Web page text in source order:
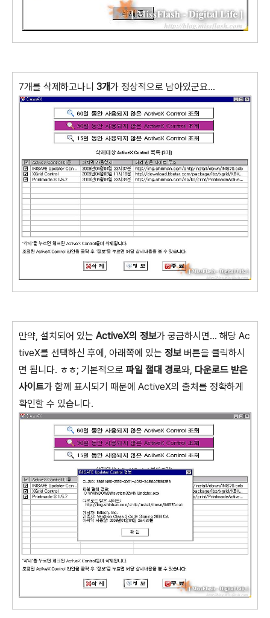
7개를 삭제하고나니 3개가 정상적으로 남아있군요...
만약, 설치되어 있는 ActiveX의 정보가 궁금하시면... 해당 Ac
tiveX를 선택하신 후에, 아래쪽에 있는 정보 버튼을 클릭하시
면 됩니다. ㅎㅎ; 기본적으로 파일 절대 경로와, 다운로드 받은
사이트가 함께 표시되기 때문에 ActiveX의 출처를 정확하게
확인할 수 있습니다.